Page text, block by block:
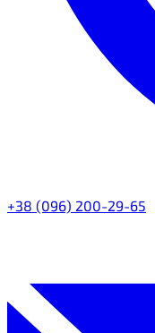
+38 (096) 200-29-65